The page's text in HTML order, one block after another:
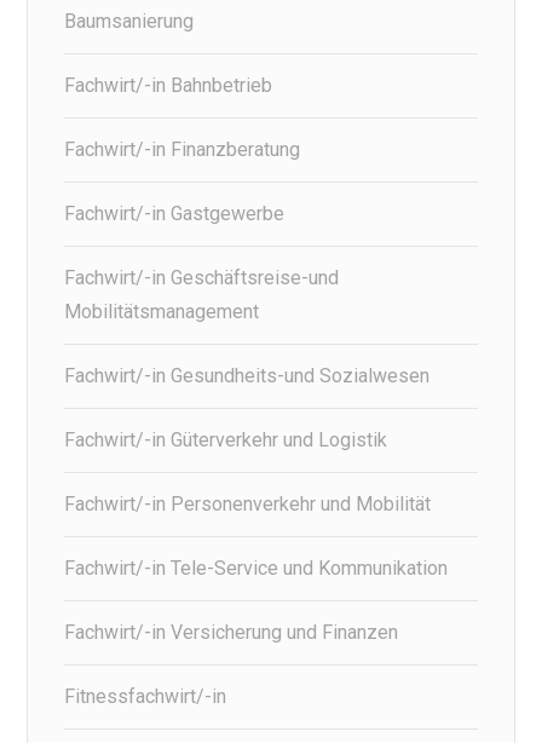
Baumsanierung
Fachwirt/-in Bahnbetrieb
Fachwirt/-in Finanzberatung
Fachwirt/-in Gastgewerbe
Fachwirt/-in Geschäftsreise-und
Mobilitätsmanagement
Fachwirt/-in Gesundheits-und Sozialwesen
Fachwirt/-in Güterverkehr und Logistik
Fachwirt/-in Personenverkehr und Mobilität
Fachwirt/-in Tele-Service und Kommunikation
Fachwirt/-in Versicherung und Finanzen
Fitnessfachwirt/-in